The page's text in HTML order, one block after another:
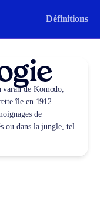
Définitions
varan de Komodo,
île en 1912.
de
ou dans la jungle, tel